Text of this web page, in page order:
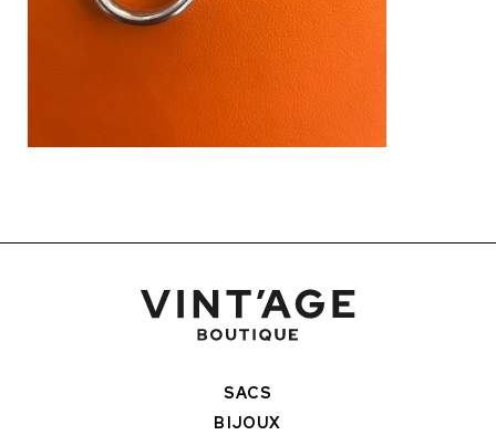
SACS
BIJOUX